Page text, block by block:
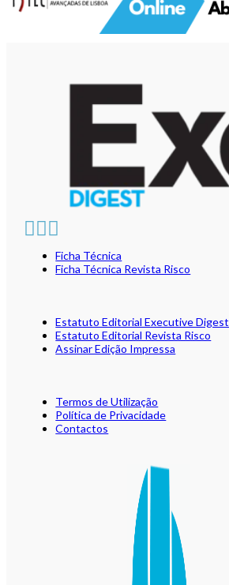
Ficha Técnica
Ficha Técnica Revista Risco
Estatuto Editorial Executive Digest
Estatuto Editorial Revista Risco
Assinar Edição Impressa
Termos de Utilização
Política de Privacidade
Contactos